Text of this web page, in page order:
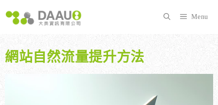
至
內
容
Menu
網站自然流量提升方法